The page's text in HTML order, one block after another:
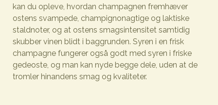
kan du opleve, hvordan champagnen fremhæver
ostens svampede, champignonagtige og laktiske
staldnoter, og at ostens smagsintensitet samtidig
skubber vinen blidt i baggrunden. Syren i en frisk
champagne fungerer også godt med syren i friske
gedeoste, og man kan nyde begge dele, uden at de
tromler hinandens smag og kvaliteter.